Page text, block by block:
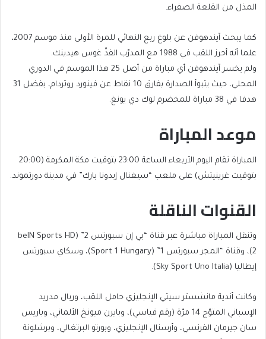
المذل من القلعة الصفراء.
كما يبحث آيندهوفن عن بلوغ ربع النهائي للمرة الأولى منذ موسم 2007،
علما أنه أحرز اللقب في 1988 مع المدرّب الفذّ غوس هيدينك.
ولم يخسر آيندهوفن أي مباراة من أصل 25 هذا الموسم في الدوري
المحلي، حيث يتبوأ الصدارة بفارق 10 نقاط عن فينورد روتردام، بفضل 31
هدفا في 38 مباراة للمخضرم لوك دي يونغ.
موعد المباراة
المباراة تقام اليوم الأربعاء الساعة 23:00 بتوقيت مكة المكرمة (20:00
بتوقيت غرينيتش) على ملعب “سيغنال إيدونا بارك” في مدينة دورتموند.
القنوات الناقلة
وتنقل المباراة مباشرة عبر قناة “بي إن سبورتس 2” (beIN Sports HD
2)، وقناة “المجر سبورتس 1” (Sport 1 Hungary)، وسكاي سبورتس
إيطاليا (Sky Sport Uno Italia).
وكانت أندية مانشستر سيتي الإنجليزي حامل اللقب، وريال مدريد
الإسباني المتوّج 14 مرّة (رقم قياسي)، وبايرن ميونخ الألماني، وباريس
سان جيرمان الفرنسي، وأرسنال الإنجليزي، وبورتو البرتغالي، وبرشلونة